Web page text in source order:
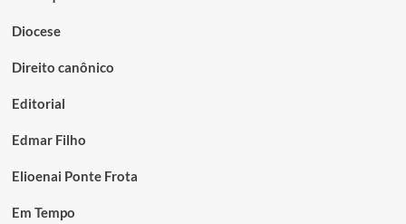
Diocese
Direito canônico
Editorial
Edmar Filho
Elioenai Ponte Frota
Em Tempo